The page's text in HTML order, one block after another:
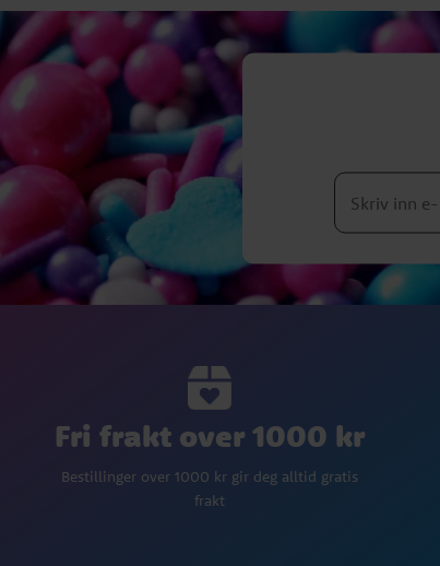
Fri frakt over 1000 kr
Bestillinger over 1000 kr gir deg alltid gratis
frakt